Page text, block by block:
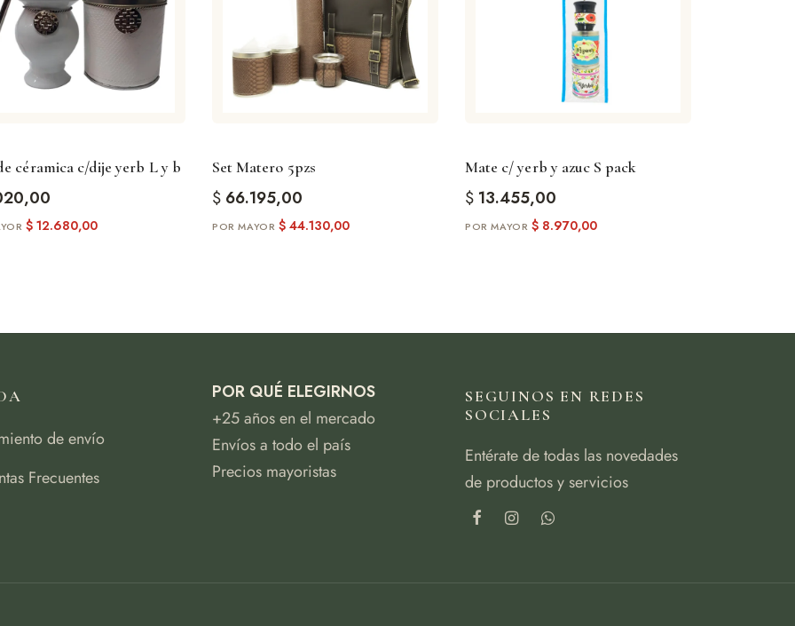
céramica c/dije yerb L y b
$ 12.680,00
Set Matero 5pzs
$ 66.195,00
$ 44.130,00
Mate c/ yerb y azuc S pack
$ 13.455,00
$ 8.970,00
de envío
Frecuentes
POR QUÉ ELEGIRNOS
+25 años en el mercado
Envíos a todo el país
Precios mayoristas
SEGUINOS EN REDES
SOCIALES
Entérate de todas las novedades
de productos y servicios